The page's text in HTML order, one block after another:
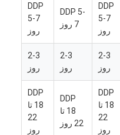
DDP
5-7
روز
DDP 5-
7 روز
DDP
5-7
روز
2-3
روز
2-3
روز
2-3
روز
DDP
18 تا
22
روز
DDP
18 تا
22 روز
DDP
18 تا
22
روز